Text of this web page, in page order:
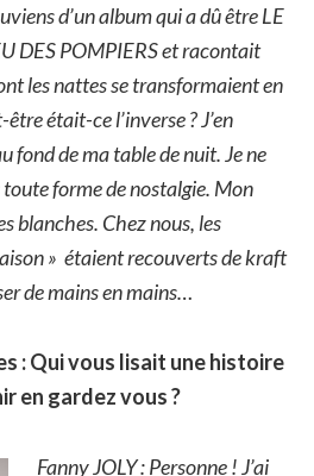
d’un album qui a dû être LE
DES POMPIERS et racontait
les nattes se transformaient en
était-ce l’inverse ? J’en
fond de ma table de nuit. Je ne
forme de nostalgie. Mon
blanches. Chez nous, les
» étaient recouverts de kraft
de mains en mains…
: Qui vous lisait une histoire
en gardez vous ?
Fanny JOLY : Personne ! J’ai